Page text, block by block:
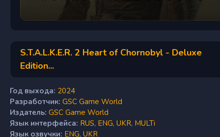
S.T.A.L.K.E.R. 2 Heart of Chornobyl - Deluxe
Edition...
Год выхода: 2024
Разработчик: GSC Game World
Издатель: GSC Game World
Язык интерфейса: RUS, ENG, UKR, MULTi
Язык озвучки: ENG, UKR